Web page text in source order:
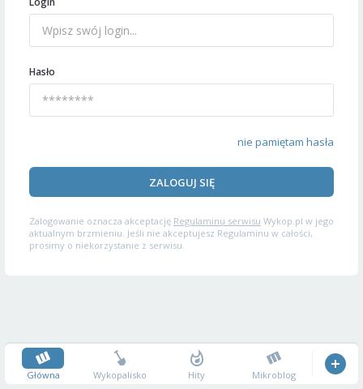
Hasło
nie pamiętam hasła
ZALOGUJ SIĘ
Zalogowanie oznacza akceptację Regulaminu serwisu Wykop.pl w jego
aktualnym brzmieniu. Jeśli nie akceptujesz Regulaminu w całości,
prosimy o niekorzystanie z serwisu.
Główna Wykopalisko Hity Mikroblog